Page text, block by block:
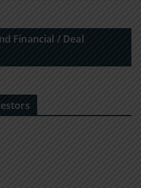
Financial / Deal